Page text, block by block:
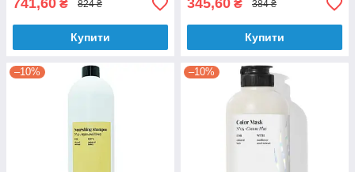
741,60 ₴ 824 ₴
Купити
345,60 ₴ 384 ₴
Купити
–10% –10%